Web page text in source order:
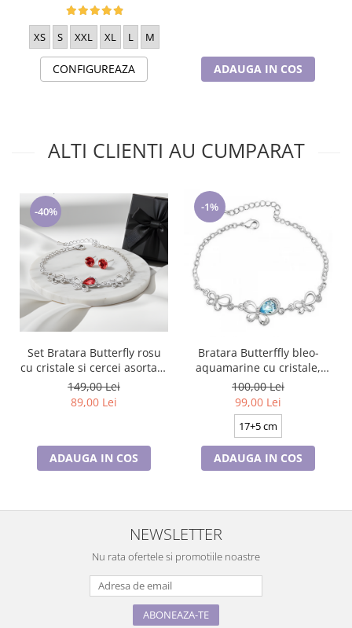
XS S XXL XL L M
CONFIGUREAZA ADAUGA IN COS
ALTI CLIENTI AU CUMPARAT
-40%
Set Bratara Butterfly rosu
cu cristale si cercei asortati,
placate cu aur 18K
149,00 Lei
89,00 Lei
ADAUGA IN COS
-1%
Bratara Butterffly bleo-
aquamarine cu cristale,
placata cu aur 18K
100,00 Lei
99,00 Lei
17+5 cm
ADAUGA IN COS
NEWSLETTER
Nu rata ofertele si promotiile noastre